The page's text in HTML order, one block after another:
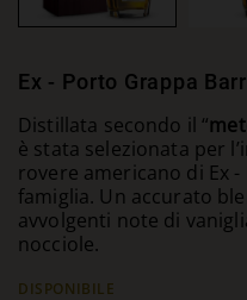
Ex - Porto Grappa
Distillata secondo il “
è stata selezionata per
rovere americano di Ex
famiglia. Un accurato
avvolgenti note di
nocciole.
DISPONIBILE